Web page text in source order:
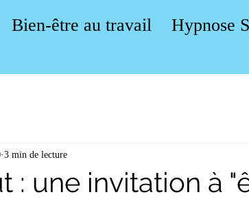
Bien-être au travail Hypnose
: une invitation à
3 min de lecture